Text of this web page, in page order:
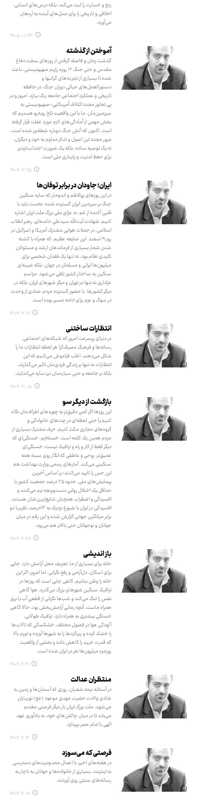
رنج و خسارت را ثبت می‌کند، بلکه درس‌های انسانی،
اخلاقی و تاریخی را برای نسل‌های آینده به ارمغان
می‌آورد.
۱۴۰۵.۰۱.۲۳
آموختن از گذشته
گذشت زمان و فاصله گرفتن از روزهای سخت دفاع
مقدس و حتی جنگ ۱۲ روزه رژیم صهیونیستی، باعث
شده تا بسیاری از تجربه‌های گرانبها و
دستورالعمل‌های حیاتی دوران جنگ، در حافظه
تاریخی و عملکرد اجتماعی جامعه رنگ ببازد. امروز و در
پی تجاوز مجدد ائتلاف آمریکایی-صهیونیستی به
سرزمین‌مان، ما با این واقعیت تلخ روبه‌رو هستیم که
بخش مهمی از آمادگی‌های لازم مورد غفلت قرار گرفته
است. اکنون که آتش جنگ دوباره شعله‌ور شده است،
مرور مجدد این اصول و تذکر مداوم به خود و دیگران،
نه یک توصیه ساده، بلکه یک ضرورت اجتناب‌ناپذیر
برای حفظ امنیت و پایداری ملی است.
۱۴۰۴.۱۲.۲۵
ایران؛ جاودان در برابر توفان‌ها
در این روزهای پرتلاطم و اندوه‌بار که سایه سنگین
جنگ بر سرزمین ایران گسترده شده، نخست باید با
قلبی آکنده از غم، به عزای ملی بزرگ ملت ایران اشاره
کنیم: شهادت آیت‌الله سیدعلی خامنه‌ای، رهبر انقلاب
اسلامی، در حملات هوایی مشترک آمریکا و اسرائیل در
روز ۹ اسفند. این ضایعه عظیم، که همراه با کشته
شدن شمار بسیاری از فرماندهان ارشد و مسئولان
کلیدی نظام بود، نه تنها یک فقدان شخصی برای
میلیون‌ها ایرانی و مسلمان در جهان، بلکه ضربه‌ای
سنگین به ساختار کشور تلقی می‌شود. مراسم
عزاداری نه تنها در تهران و دیگر شهرهای ایران، بلکه در
دیگر کشورها، با حضور گسترده مردم، نمادی از وحدت
در سوگ و عزم برای ادامه مسیر بوده است.
۱۴۰۴.۱۲.۱۲
انتظارات ساختنی
در دنیای پرسرعت امروز که شبکه‌های اجتماعی،
رسانه‌ها و فرهنگ مصرف‌گرا هر لحظه انتظارات ما را
شکل می‌دهند، اغلب فراموش می‌کنیم که این
انتظارات نه تنها بر زندگی فردی‌مان تاثیر می‌گذارند،
بلکه بر جامعه و حتی سیاره‌مان نیز سایه می‌اندازند.
۱۴۰۴.۱۲.۰۵
بازگشت از دیگر سو
این روزها اگر کمی دقیق‌تر به چهره‌های اطراف‌مان نگاه
کنیم یا حتی لحظه‌ای در چت‌های خانوادگی و
گروه‌های مجازی مکث کنیم، حرف مشترک بسیاری از
مردم همین یک کلمه است: خسته‌ایم. خستگی‌ای که
دیگر فقط از کار و راه و ترافیک نیست؛ خستگی‌ای
عمیق‌تر، روحی و عاطفی که انگار روی سینه همه
سنگینی می‌کند. آمارهای رسمی وزارت بهداشت هم
این حس را تایید می‌کنند؛ بر اساس آخرین
پیمایش‌های ملی، حدود ۲۵ درصد جمعیت کشور با
حداقل یک اختلال روانی دست‌وپنجه نرم می‌کنند و
افسردگی و اضطراب همچنان شایع‌ترین‌شان هستند.
افسردگی در ایران با شیوع نزدیک به ۱۳‌درصد، تقریبا دو
برابر میانگین جهانی گزارش شده و این رقم در میان
جوانان و نوجوانان حتی بالاتر هم می‌رود.
۱۴۰۴.۱۱.۲۸
باز اندیشی
خانه برای بسیاری از ما، تعریف محل آرامش دارد. جایی
برای اسکان، دل‌آرامی و رفع نگرانی. اما امروز، اگر این
خانه را وطن بدانیم، گاهی جایی است که روزها در
ترافیک سنگین شهرهای بزرگ می‌گذرد، هوا گاهی
نفس را تنگ می‌کند و شب‌ها نگرانی از قطعی آب یا برق
همراه ماست. آنچه زمانی آرامش‌بخش بود، حالا گاهی
خستگی بیشتری به همراه دارد. ترافیک طولانی،
آلودگی هوا در فصول مختلف، خشکسالی که تالاب‌ها
را خشک کرده و ریزگردها را به شهرها آورده و تورم بالا
که قدرت خرید را کاهش داده و بخشی از واقعیت
روزمره میلیون‌ها نفر در ایران شده است.
۱۴۰۴.۱۱.۲۱
منتظران عدالت
در آستانه نیمه شعبان، روزی که آسمان‌ها و زمین به
شادی ولادت حضرت مهدی موعود (عج) نورباران
می‌شود، ملت بزرگ ایران بار دیگر فرصتی مغتنم
می‌یابد تا در میان چالش‌های خود، به یادآوری عهد
الهی با امام عصر بپردازد.
۱۴۰۴.۱۱.۱۴
فرصتی که می‌سوزد
در هفته‌های اخیر، با اعمال محدودیت‌های دسترسی
به اینترنت، بسیاری از خانواده‌ها و جوانان به ناچار به
رسانه‌های سنتی روی آوردند.
۱۴۰۴.۱۱.۰۶